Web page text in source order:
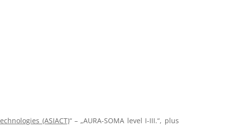
(ASIACT)“ – „AURA-SOMA level I-III.“, plus